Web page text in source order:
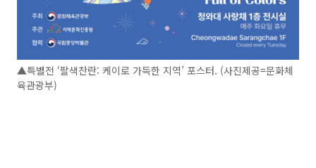
▲특별전 ‘팔색찬란: 케이로 가득한 지역’ 포스터. (사진제공=문화체
육관광부)